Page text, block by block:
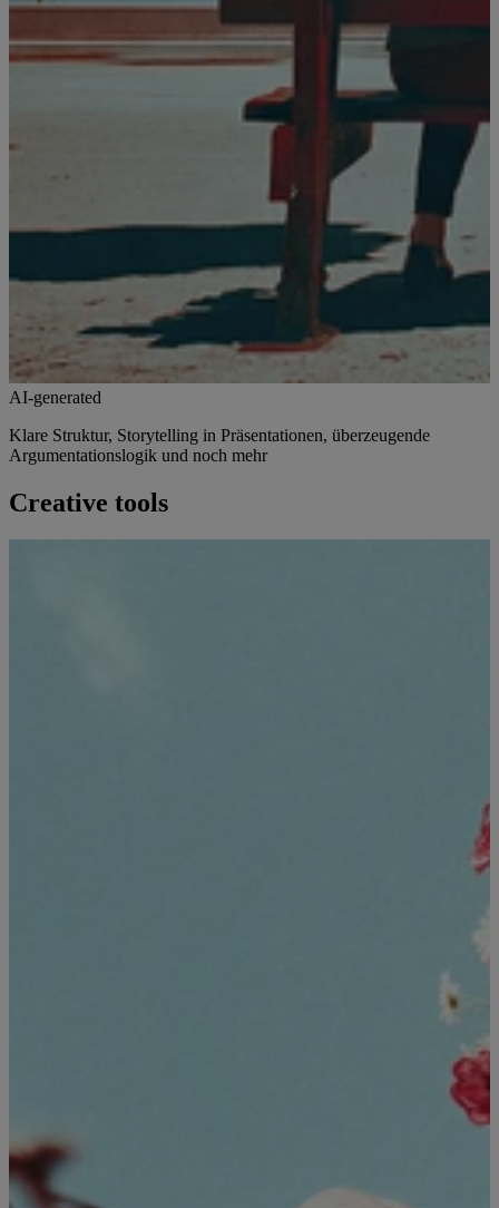
AI-generated
Klare Struktur, Storytelling in Präsentationen, überzeugende
Argumentationslogik und noch mehr
Creative tools